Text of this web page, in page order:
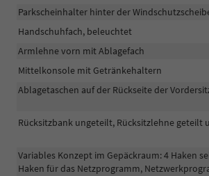
Parkscheinhalter hinter der
Handschuhfach, beleuchtet
Armlehne vorn mit Ablagefach
Mittelkonsole mit Getränkehaltern
Ablagetaschen auf der Rückseite der
Rücksitzbank ungeteilt, Rücksitzlehne geteilt
Variables Konzept im Gepäckraum: 4 Haken
Haken für das Netzprogramm,